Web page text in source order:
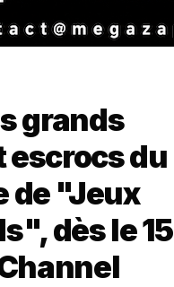
grands
du
de "Jeux
dès le 15